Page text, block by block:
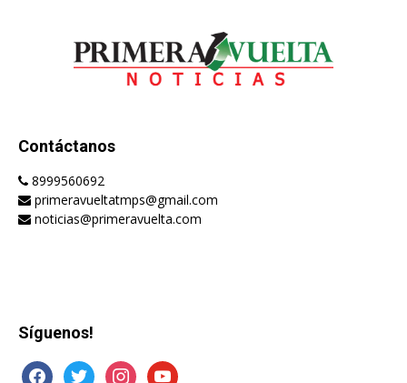
Contáctanos
8999560692
primeravueltatmps@gmail.com
noticias@primeravuelta.com
Síguenos!
facebooktwitter instagramyoutube